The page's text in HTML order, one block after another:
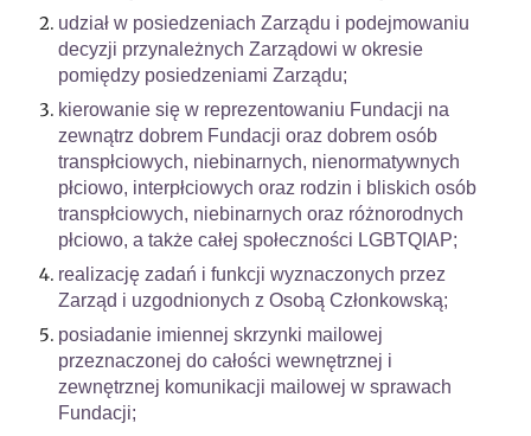
udział w posiedzeniach Zarządu i podejmowaniu
decyzji przynależnych Zarządowi w okresie
pomiędzy posiedzeniami Zarządu;
kierowanie się w reprezentowaniu Fundacji na
zewnątrz dobrem Fundacji oraz dobrem osób
transpłciowych, niebinarnych, nienormatywnych
płciowo, interpłciowych oraz rodzin i bliskich osób
transpłciowych, niebinarnych oraz różnorodnych
płciowo, a także całej społeczności LGBTQIAP;
realizację zadań i funkcji wyznaczonych przez
Zarząd i uzgodnionych z Osobą Członkowską;
posiadanie imiennej skrzynki mailowej
przeznaczonej do całości wewnętrznej i
zewnętrznej komunikacji mailowej w sprawach
Fundacji;